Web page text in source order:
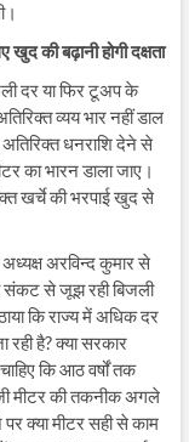
खुदकीबढ़ानीहोगीदक्षता
दर या फिर टूअप के
व्यय भार नहीं डाल
धनराशि देने से
का भारन डाला जाए।
खर्चे की भरपाई खुद से
अरविन्द कुमार से
संकट से जूझ रही बिजली
कि राज्य में अधिक दर
रही है? क्या सरकार
कि आठ वर्षों तक
मीटर की तकनीक अगले
क्या मीटर सही से काम